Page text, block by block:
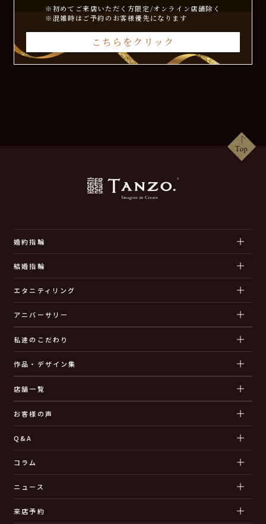
※初めてご来店いただく方限定/オンライン店舗除く
※混雑時はご予約のお客様優先になります
こちらをクリック
婚約指輪
結婚指輪
エタニティリング
アニバーサリー
私達のこだわり
作品・デザイン集
店舗一覧
お客様の声
Q&A
コラム
ニュース
来店予約